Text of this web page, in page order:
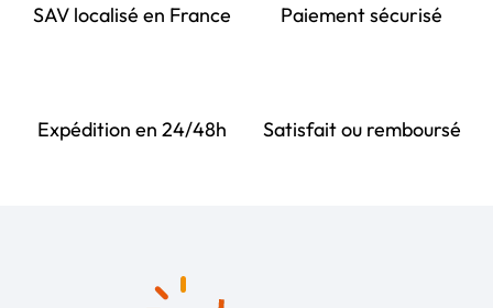
SAV localisé en France Paiement sécurisé
Expédition en 24/48h Satisfait ou remboursé